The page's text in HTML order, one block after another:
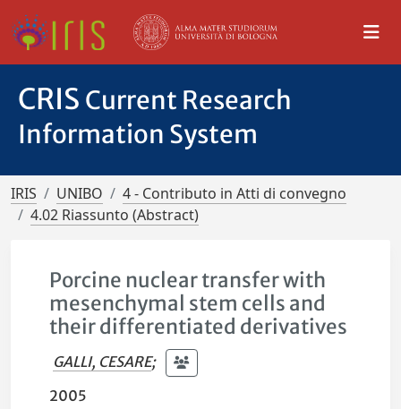
CRIS Current Research
Information System
IRIS UNIBO
4 - Contributo in Atti di convegno
4.02 Riassunto (Abstract)
Porcine nuclear transfer with
mesenchymal stem cells and
their differentiated derivatives
GALLI, CESARE;
2005